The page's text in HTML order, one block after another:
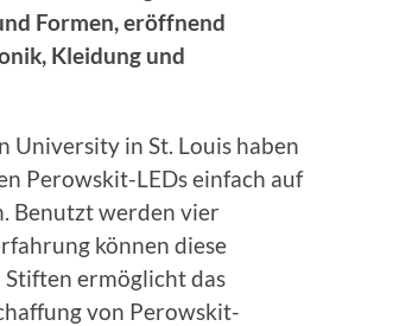
Formen, eröffnend
Kleidung und
University in St. Louis haben
Perowskit-LEDs einfach auf
Benutzt werden vier
können diese
Stiften ermöglicht das
von Perowskit-